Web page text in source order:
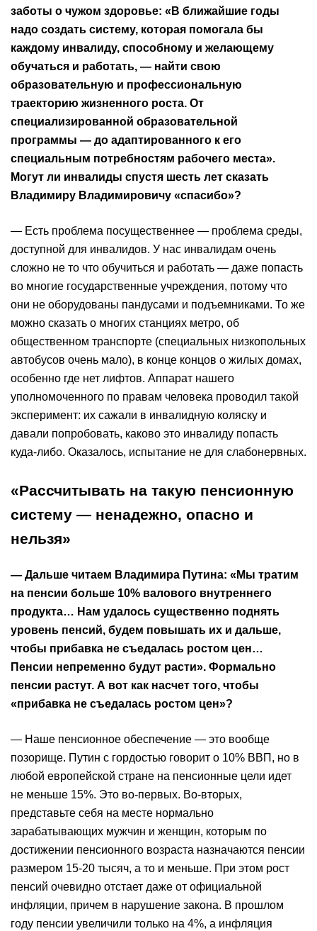
заботы о чужом здоровье: «В ближайшие годы
надо создать систему, которая помогала бы
каждому инвалиду, способному и желающему
обучаться и работать, — найти свою
образовательную и профессиональную
траекторию жизненного роста. От
специализированной образовательной
программы — до адаптированного к его
специальным потребностям рабочего места».
Могут ли инвалиды спустя шесть лет сказать
Владимиру Владимировичу «спасибо»?
— Есть проблема посущественнее — проблема среды,
доступной для инвалидов. У нас инвалидам очень
сложно не то что обучиться и работать — даже попасть
во многие государственные учреждения, потому что
они не оборудованы пандусами и подъемниками. То же
можно сказать о многих станциях метро, об
общественном транспорте (специальных низкопольных
автобусов очень мало), в конце концов о жилых домах,
особенно где нет лифтов. Аппарат нашего
уполномоченного по правам человека проводил такой
эксперимент: их сажали в инвалидную коляску и
давали попробовать, каково это инвалиду попасть
куда-либо. Оказалось, испытание не для слабонервных.
«Рассчитывать на такую пенсионную
систему — ненадежно, опасно и
нельзя»
— Дальше читаем Владимира Путина: «Мы тратим
на пенсии больше 10% валового внутреннего
продукта… Нам удалось существенно поднять
уровень пенсий, будем повышать их и дальше,
чтобы прибавка не съедалась ростом цен…
Пенсии непременно будут расти». Формально
пенсии растут. А вот как насчет того, чтобы
«прибавка не съедалась ростом цен»?
— Наше пенсионное обеспечение — это вообще
позорище. Путин с гордостью говорит о 10% ВВП, но в
любой европейской стране на пенсионные цели идет
не меньше 15%. Это во-первых. Во-вторых,
представьте себя на месте нормально
зарабатывающих мужчин и женщин, которым по
достижении пенсионного возраста назначаются пенсии
размером 15-20 тысяч, а то и меньше. При этом рост
пенсий очевидно отстает даже от официальной
инфляции, причем в нарушение закона. В прошлом
году пенсии увеличили только на 4%, а инфляция